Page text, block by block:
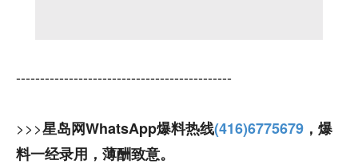
---------------------------------------------
>>>星岛网WhatsApp爆料热线(416)6775679 ，爆
料一经录用，薄酬致意。